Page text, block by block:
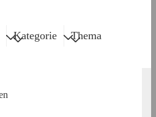
Kategorie
Thema